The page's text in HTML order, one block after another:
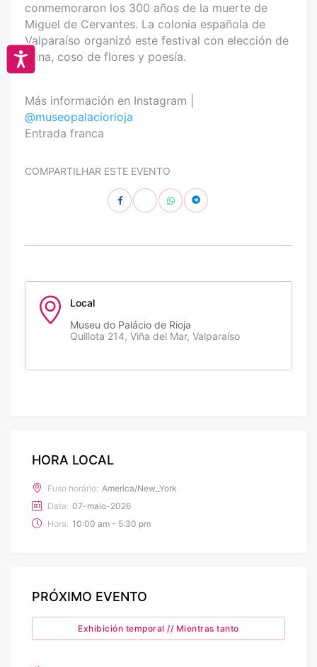
Accesibilidad
conmemoraron los 300 años de la muerte de
Miguel de Cervantes. La colonia española de
Valparaíso organizó este festival con elección de
reina, coso de flores y poesía.
Más información en Instagram |
@museopalaciorioja
Entrada franca
COMPARTILHAR ESTE EVENTO
Local
Museu do Palácio de Rioja
Quillota 214, Viña del Mar, Valparaíso
HORA LOCAL
Fuso horário: America/New_York
Data: 07-maio-2026
Hora: 10:00 am - 5:30 pm
PRÓXIMO EVENTO
Exhibición temporal // Mientras tanto